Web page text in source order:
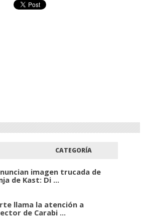
CATEGORÍA
imagen trucada de
de Kast: Di ...
llama la atención a
de Carabi ...